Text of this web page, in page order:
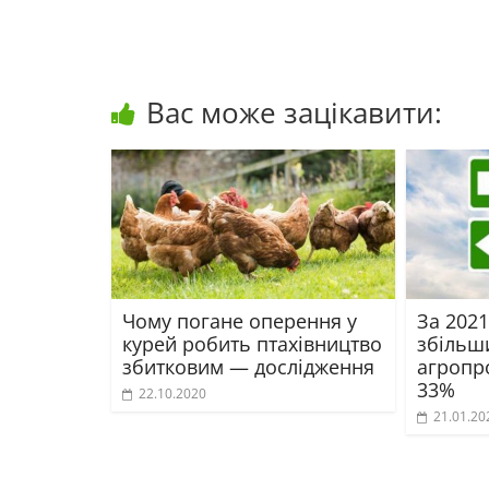
Вас може зацікавити:
Чому погане оперення у
курей робить птахівництво
збитковим — дослідження
22.10.2020
За
33%